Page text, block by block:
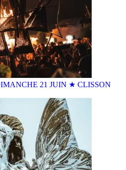
21 JUIN ★ CLISSON